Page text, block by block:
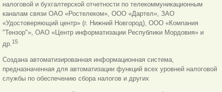
налоговой и бухгалтерской отчетности по телекоммуникационным
каналам связи ОАО «Ростелеком», ООО «Дартел», ЗАО
«Удостоверяющий центр» (г. Нижний Новгород), ООО «Компания
"Тензор"», ОАО «Центр информатизации Республики Мордовия» и
др.15
Создана автоматизированная информационная система,
предназначенная для автоматизации функций всех уровней налоговой
службы по обеспечению сбора налогов и других